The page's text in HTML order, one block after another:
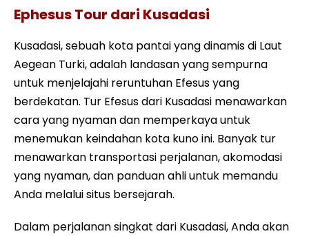
Ephesus Tour dari Kusadasi
Kusadasi, sebuah kota pantai yang dinamis di Laut
Aegean Turki, adalah landasan yang sempurna
untuk menjelajahi reruntuhan Efesus yang
berdekatan. Tur Efesus dari Kusadasi menawarkan
cara yang nyaman dan memperkaya untuk
menemukan keindahan kota kuno ini. Banyak tur
menawarkan transportasi perjalanan, akomodasi
yang nyaman, dan panduan ahli untuk memandu
Anda melalui situs bersejarah.
Dalam perjalanan singkat dari Kusadasi, Anda akan